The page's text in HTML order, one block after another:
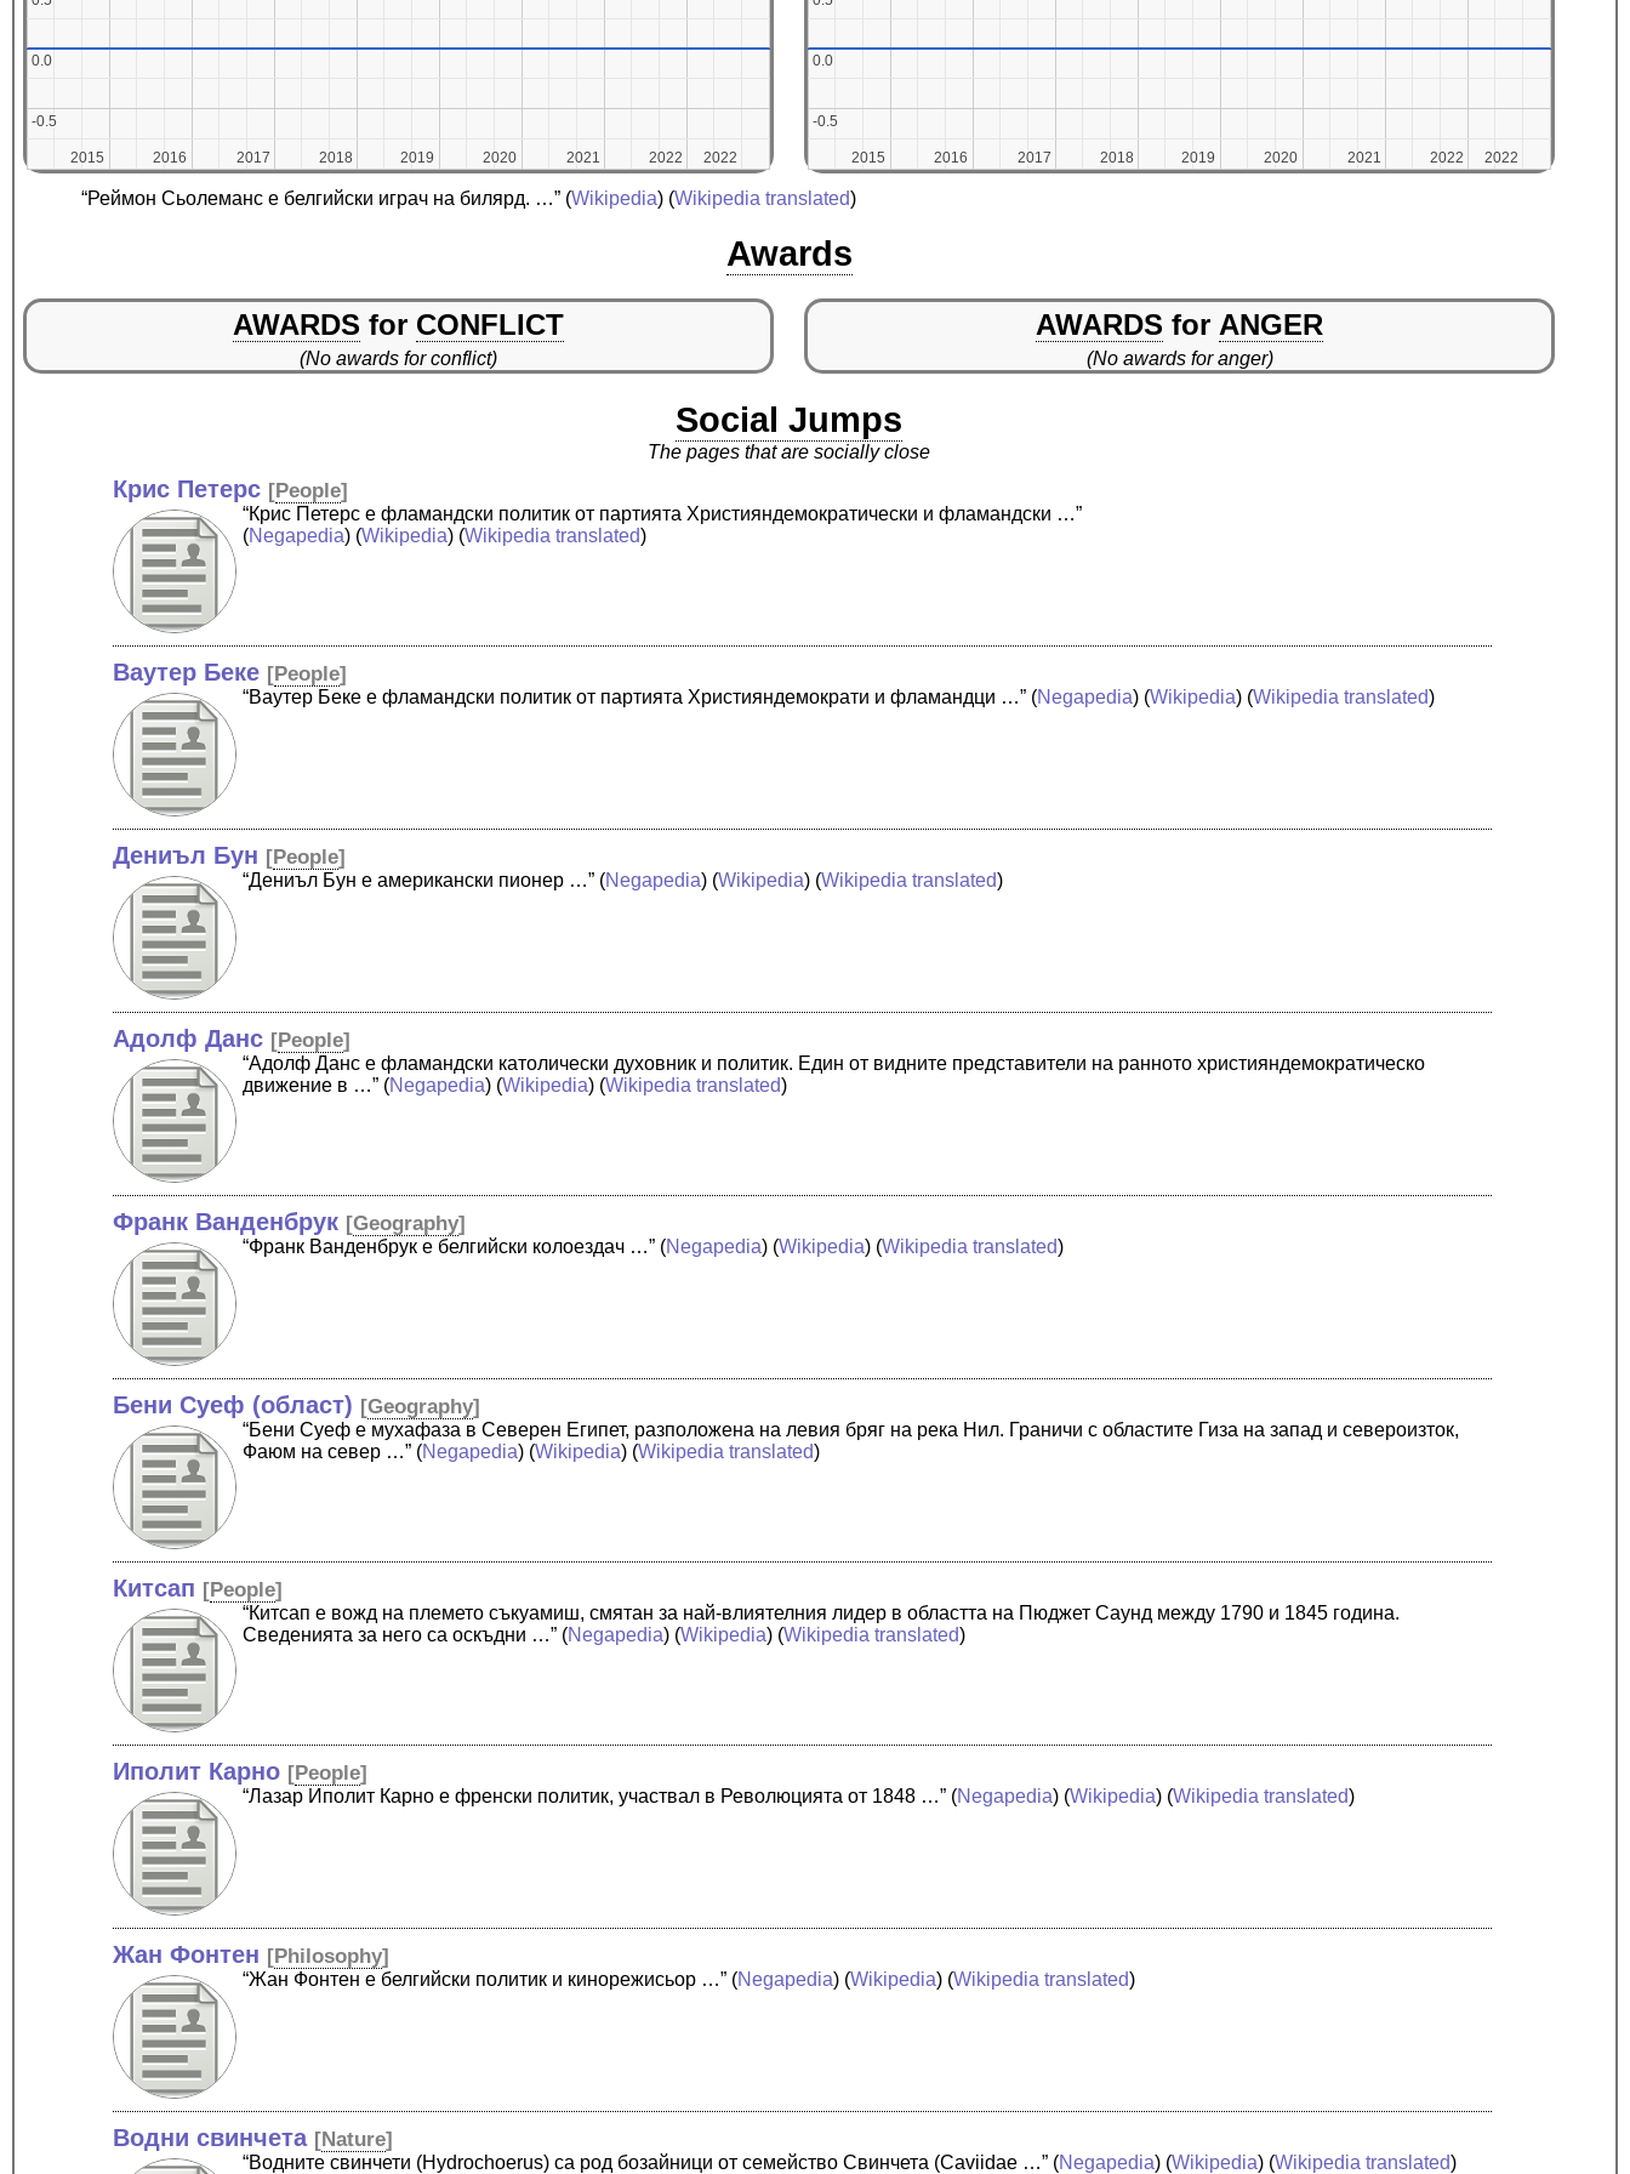
2015
2015 2016
2016 2017
2017 2018
2018 2019
2019 2020
2020 2021
2021 2022
2022 2022
2022
-0.5
-0.5
0.0
0.0
2015
2015 2016
2016 2017
2017 2018
2018 2019
2019 2020
2020 2021
2021 2022
2022 2022
2022
-0.5
-0.5
0.0
0.0
“Реймон Сьолеманс е белгийски играч на билярд. …” (Wikipedia) (Wikipedia translated)
Awards
AWARDS for CONFLICT
(No awards for conflict)
AWARDS for ANGER
(No awards for anger)
Social Jumps
The pages that are socially close
Крис Петерс [People]
“Крис Петерс е фламандски политик от партията Християндемократически и фламандски …”
(Negapedia) (Wikipedia) (Wikipedia translated)
Ваутер Беке [People]
“Ваутер Беке е фламандски политик от партията Християндемократи и фламандци …” (Negapedia) (Wikipedia) (Wikipedia translated)
Дениъл Бун [People]
“Дениъл Бун е американски пионер …” (Negapedia) (Wikipedia) (Wikipedia translated)
Адолф Данс [People]
“Адолф Данс е фламандски католически духовник и политик. Един от видните представители на ранното християндемократическо
движение в …” (Negapedia) (Wikipedia) (Wikipedia translated)
Франк Ванденбрук [Geography]
“Франк Ванденбрук е белгийски колоездач …” (Negapedia) (Wikipedia) (Wikipedia translated)
Бени Суеф (област) [Geography]
“Бени Суеф е мухафаза в Северен Египет, разположена на левия бряг на река Нил. Граничи с областите Гиза на запад и североизток,
Фаюм на север …” (Negapedia) (Wikipedia) (Wikipedia translated)
Китсап [People]
“Китсап е вожд на племето съкуамиш, смятан за най-влиятелния лидер в областта на Пюджет Саунд между 1790 и 1845 година.
Сведенията за него са оскъдни …” (Negapedia) (Wikipedia) (Wikipedia translated)
Иполит Карно [People]
“Лазар Иполит Карно е френски политик, участвал в Революцията от 1848 …” (Negapedia) (Wikipedia) (Wikipedia translated)
Жан Фонтен [Philosophy]
“Жан Фонтен е белгийски политик и кинорежисьор …” (Negapedia) (Wikipedia) (Wikipedia translated)
Водни свинчета [Nature]
“Водните свинчети (Hydrochoerus) са род бозайници от семейство Свинчета (Caviidae …” (Negapedia) (Wikipedia) (Wikipedia translated)